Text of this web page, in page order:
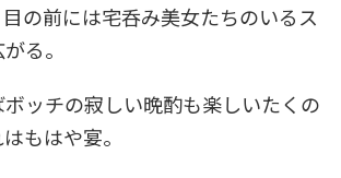
の前には宅呑み美女たちのいるス
る。
ッチの寂しい晩酌も楽しいたくの
もはや宴。